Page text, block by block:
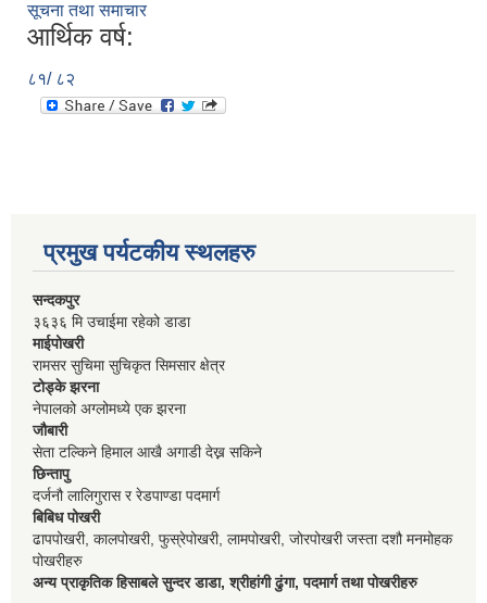
सूचना तथा समाचार
आर्थिक वर्ष:
८१/ ८२
प्रमुख पर्यटकीय स्थलहरु
सन्दकपुर
३६३६ मि उचाईमा रहेको डाडा
माईपोखरी
रामसर सुचिमा सुचिकृत सिमसार क्षेत्र
टोड्के झरना
नेपालको अग्लोमध्ये एक झरना
जौबारी
सेता टल्किने हिमाल आखै अगाडी देख्न सकिने
छिन्तापु
दर्जनौ लालिगुरास र रेडपाण्डा पदमार्ग
बिबिध पोखरी
ढापपोखरी, कालपोखरी, फुस्रेपोखरी, लामपोखरी, जोरपोखरी जस्ता दशौ मनमोहक
पोखरीहरु
अन्य प्राकृतिक हिसाबले सुन्दर डाडा, श्रीहांगी ढुंगा, पदमार्ग तथा पोखरीहरु